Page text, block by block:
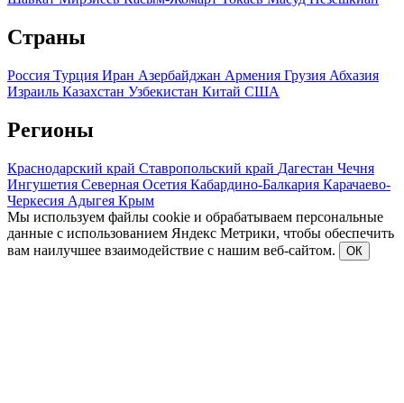
Страны
Россия Турция Иран Азербайджан Армения Грузия Абхазия
Израиль Казахстан Узбекистан Китай США
Регионы
Краснодарский край Ставропольский край Дагестан Чечня
Ингушетия Северная Осетия Кабардино-Балкария Карачаево-
Черкесия Адыгея Крым
Мы используем файлы cookie и обрабатываем персональные
данные с использованием Яндекс Метрики, чтобы обеспечить
вам наилучшее взаимодействие с нашим веб-сайтом.
ОК